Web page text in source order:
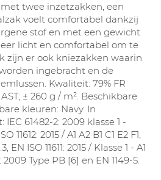
twee inzetzakken, een
voelt comfortabel dankzij
stof en met een gewicht
licht en comfortabel om te
zijn er ook kniezakken waarin
ingebracht en de
Kwaliteit: 79% FR
± 260 g / m². Beschikbare
kleuren: Navy. In
61482-2: 2009 klasse 1 -
11612: 2015 / A1 A2 B1 C1 E2 F1,
EN ISO 11611: 2015 / Klasse 1 - A1
2009 Type PB [6] en EN 1149-5: